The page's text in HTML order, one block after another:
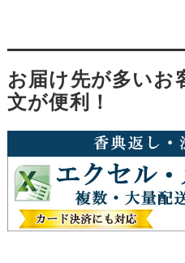
お届け先が多いお
文が便利！